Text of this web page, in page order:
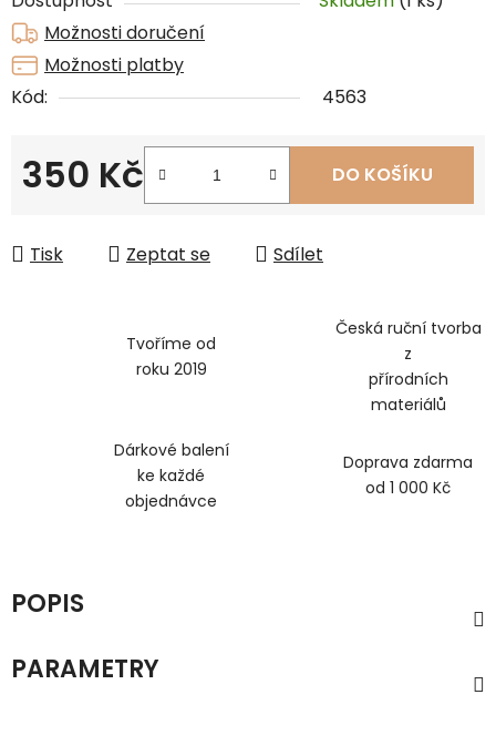
Možnosti doručení
Možnosti platby
Kód:
4563
350 Kč DO KOŠÍKU
Tisk Zeptat se Sdílet
Tvoříme od
roku 2019
Česká ruční tvorba
z
přírodních
materiálů
Dárkové balení
ke každé
objednávce
Doprava zdarma
od 1 000 Kč
POPIS
PARAMETRY